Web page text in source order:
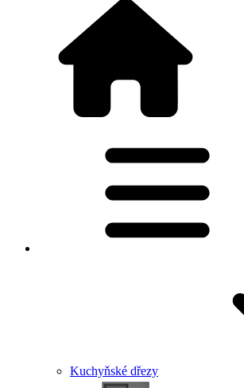
Kuchyňské dřezy